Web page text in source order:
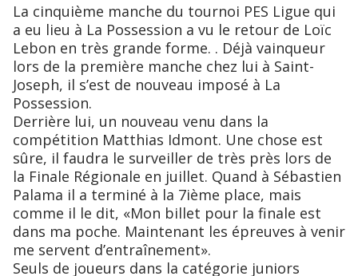
La cinquième manche du tournoi PES Ligue qui
a eu lieu à La Possession a vu le retour de Loïc
Lebon en très grande forme. . Déjà vainqueur
lors de la première manche chez lui à Saint-
Joseph, il s’est de nouveau imposé à La
Possession.
Derrière lui, un nouveau venu dans la
compétition Matthias Idmont. Une chose est
sûre, il faudra le surveiller de très près lors de
la Finale Régionale en juillet. Quand à Sébastien
Palama il a terminé à la 7ième place, mais
comme il le dit, «Mon billet pour la finale est
dans ma poche. Maintenant les épreuves à venir
me servent d’entraînement».
Seuls de joueurs dans la catégorie juniors